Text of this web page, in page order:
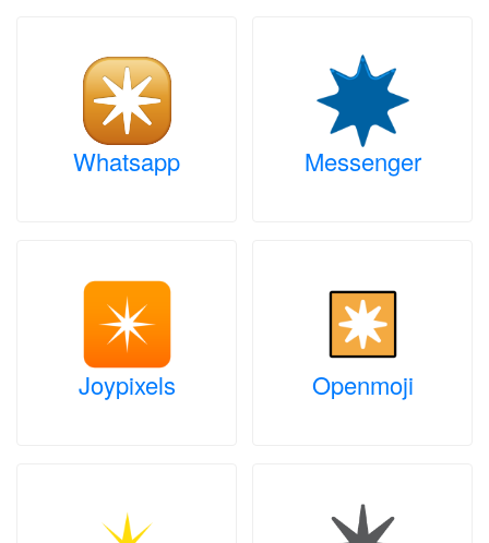
Whatsapp Messenger
Joypixels Openmoji